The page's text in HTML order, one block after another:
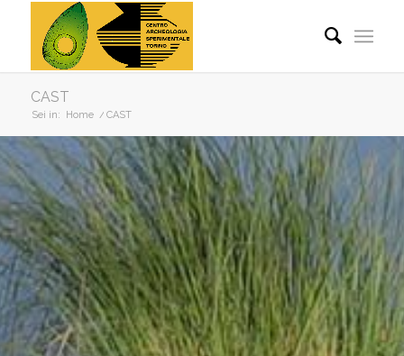
CAST
Sei in: Home / CAST